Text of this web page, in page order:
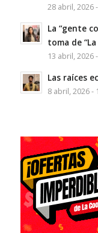
28 abril, 2026
La “gente
toma de
13 abril, 2026
Las raíces
8 abril, 2026 -